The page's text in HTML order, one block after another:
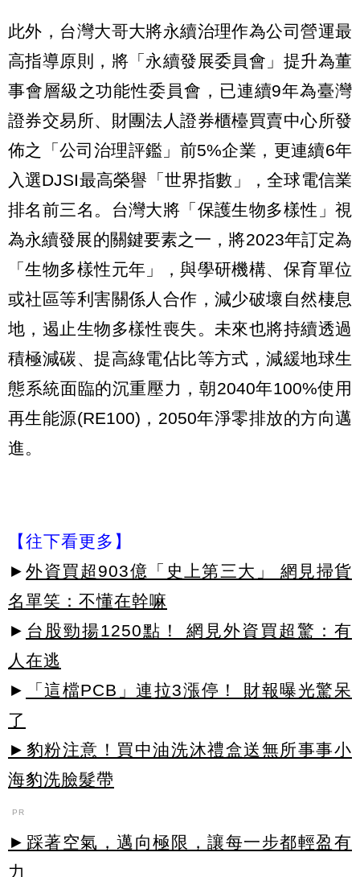
此外，台灣大哥大將永續治理作為公司營運最
高指導原則，將「永續發展委員會」提升為董
事會層級之功能性委員會，已連續9年為臺灣
證券交易所、財團法人證券櫃檯買賣中心所發
佈之「公司治理評鑑」前5%企業，更連續6年
入選DJSI最高榮譽「世界指數」，全球電信業
排名前三名。台灣大將「保護生物多樣性」視
為永續發展的關鍵要素之一，將2023年訂定為
「生物多樣性元年」，與學研機構、保育單位
或社區等利害關係人合作，減少破壞自然棲息
地，遏止生物多樣性喪失。未來也將持續透過
積極減碳、提高綠電佔比等方式，減緩地球生
態系統面臨的沉重壓力，朝2040年100%使用
再生能源(RE100)，2050年淨零排放的方向邁
進。
【往下看更多】
► 外資買超903億「史上第三大」 網見掃貨
名單笑：不懂在幹嘛
► 台股勁揚1250點！ 網見外資買超驚：有
人在逃
►
「這檔PCB」連拉3漲停！ 財報曝光驚呆
了
►豹粉注意！買中油洗沐禮盒送無所事事小
海豹洗臉髮帶
PR
►踩著空氣，邁向極限，讓每一步都輕盈有
力